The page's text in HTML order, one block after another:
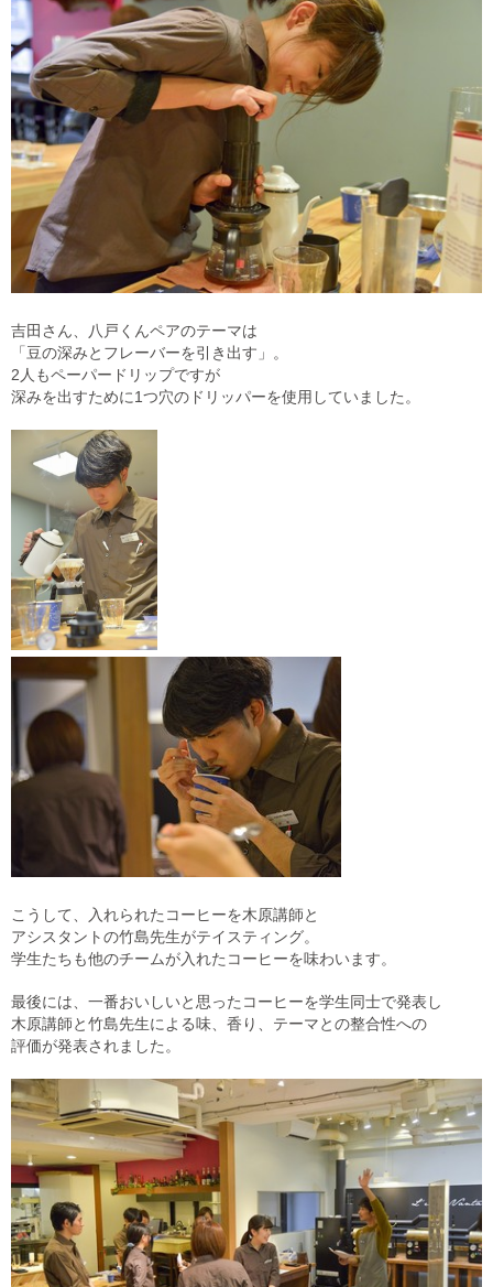
吉田さん、八戸くんペアのテーマは
「豆の深みとフレーバーを引き出す」。
2人もペーパードリップですが
深みを出すために1つ穴のドリッパーを使用していました。
こうして、入れられたコーヒーを木原講師と
アシスタントの竹島先生がテイスティング。
学生たちも他のチームが入れたコーヒーを味わいます。
最後には、一番おいしいと思ったコーヒーを学生同士で発表し
木原講師と竹島先生による味、香り、テーマとの整合性への
評価が発表されました。